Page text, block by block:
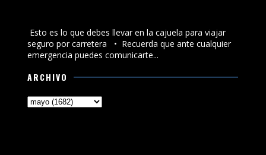
Esto es lo que debes llevar en la cajuela para viajar
seguro por carretera •⁠ ⁠Recuerda que ante cualquier
emergencia puedes comunicarte...
ARCHIVO